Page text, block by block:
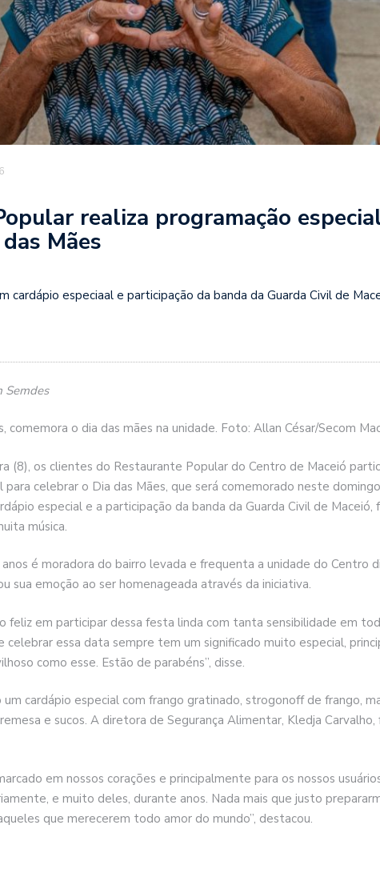
realiza programação
Mães
cardápio especiaal e participação da banda da Guarda Civil de
Semdes
comemora o dia das mães na unidade. Foto: Allan César/Secom
(8), os clientes do Restaurante Popular do Centro de Maceió
para celebrar o Dia das Mães, que será comemorado neste
especial e a participação da banda da Guarda Civil de Maceió,
música.
é moradora do bairro levada e frequenta a unidade do Centro
sua emoção ao ser homenageada através da iniciativa.
feliz em participar dessa festa linda com tanta sensibilidade em
celebrar essa data sempre tem um significado muito especial,
como esse. Estão de parabéns”, disse.
um cardápio especial com frango gratinado, strogonoff de frango,
e sucos. A diretora de Segurança Alimentar, Kledja Carvalho,
em nossos corações e principalmente para os nossos
e muito deles, durante anos. Nada mais que justo
que merecerem todo amor do mundo”, destacou.